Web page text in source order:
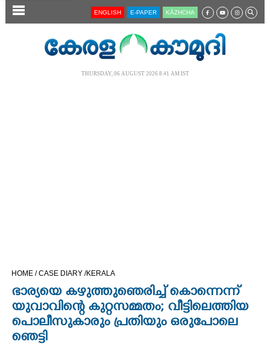
SECTIONS
OPINION
ENGLISH E-PAPER KĀZHCHA
THURSDAY, 06 AUGUST 2026 8.41 AM IST
HOME /CASE DIARY /KERALA
ഭാര്യയെ കഴുത്തുഞെരിച്ച് കൊന്നെന്ന്
യുവാവിന്റെ കുറ്റസമ്മതം; വീട്ടിലെത്തിയ
പൊലീസുകാരും പ്രതിയും ഒരുപോലെ
ഞെട്ടി